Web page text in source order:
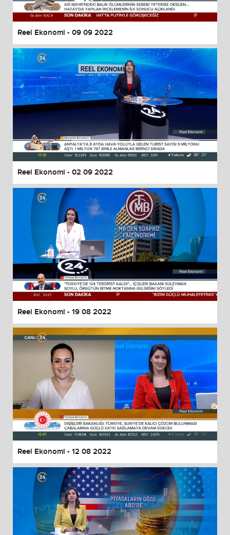
Reel Ekonomi - 09 09 2022
Reel Ekonomi - 02 09 2022
Reel Ekonomi - 19 08 2022
Reel Ekonomi - 12 08 2022